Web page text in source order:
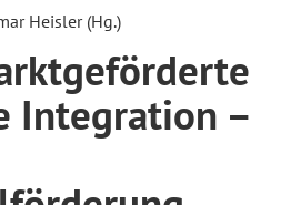
Heisler (Hg.)
Integration –